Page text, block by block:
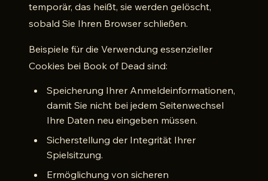
temporär, das heißt, sie werden gelöscht,
sobald Sie Ihren Browser schließen.
Beispiele für die Verwendung essenzieller
Cookies bei Book of Dead sind:
Speicherung Ihrer Anmeldeinformationen,
damit Sie nicht bei jedem Seitenwechsel
Ihre Daten neu eingeben müssen.
Sicherstellung der Integrität Ihrer
Spielsitzung.
Ermöglichung von sicheren